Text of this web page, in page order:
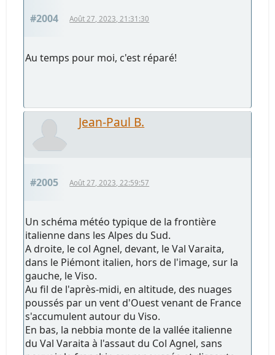
#2004 Août 27, 2023, 21:31:30
Au temps pour moi, c'est réparé!
Jean-Paul B.
#2005 Août 27, 2023, 22:59:57
Un schéma météo typique de la frontière
italienne dans les Alpes du Sud.
A droite, le col Agnel, devant, le Val Varaita,
dans le Piémont italien, hors de l'image, sur la
gauche, le Viso.
Au fil de l'après-midi, en altitude, des nuages
poussés par un vent d'Ouest venant de France
s'accumulent autour du Viso.
En bas, la nebbia monte de la vallée italienne
du Val Varaita à l'assaut du Col Agnel, sans